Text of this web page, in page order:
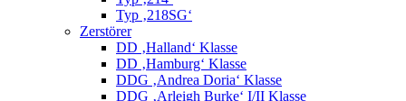
Typ ‚218SG‘
Zerstörer
DD ‚Halland‘ Klasse
DD ‚Hamburg‘ Klasse
DDG ‚Andrea Doria‘ Klasse
DDG ‚Arleigh Burke‘ I/II Klasse